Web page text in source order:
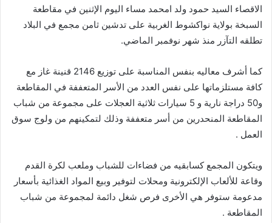
الاقصاء السيد حمود ولد امحمد مساء اليوم الإثنين في مقاطعة
السبخة بولاية نواكشوط الغربية على تدشين ثامن مجمع في البلاد
تطلقه التآزر منذ شهر نوفمبر الماضي.
كما أشرف معاليه بنفس المناسبة على توزيع 2146 قنينة غاز مع
كافة مستلزماتها على نفس العدد من الأسر المتعففة في المقاطعة
و50 دراجة نارية و 5 سيارات ثلاثية العجلات على مجموعة من شباب
المقاطعة المنحدرين من أسر متعففة وذلك لتمكينهم من ولوج سوق
العمل .
ويتكون المجمع كسابقيه من فضاءات للشباب وملعب لكرة القدم
وقاعة للألعاب الإلكترونية ومحلات لتوفير وبيع المواد الغذائية بأسعار
مدعومة ستوفر هي الأخرى فرص شغل دائمة لمجموعة من شباب
المقاطعة .